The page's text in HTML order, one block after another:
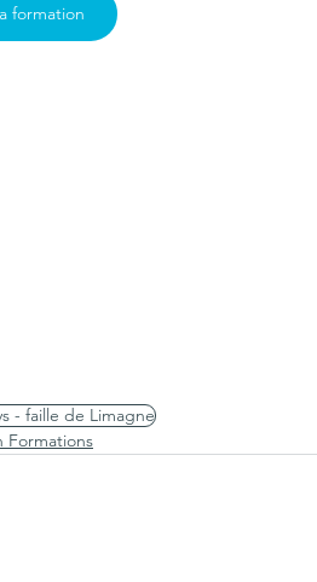
formation
- faille de Limagne
Formations